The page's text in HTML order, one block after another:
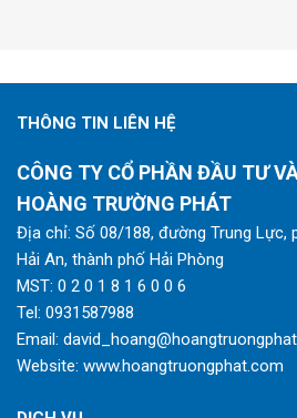
THÔNG TIN LIÊN HỆ
CÔNG TY CỔ PHẦN ĐẦU TƯ
HOÀNG TRƯỜNG PHÁT
Địa chỉ: Số 08/188, đường Trung Lực,
Hải An, thành phố Hải Phòng
MST: 0 2 0 1 8 1 6 0 0 6
Tel: 0931587988
Email:
Website: www.hoangtruongphat.com